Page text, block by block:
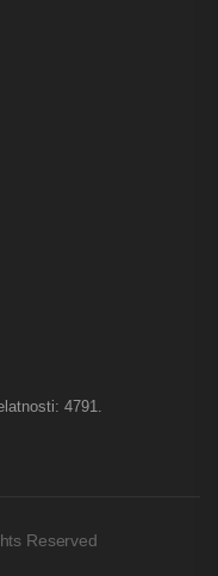
4791.
Reserved